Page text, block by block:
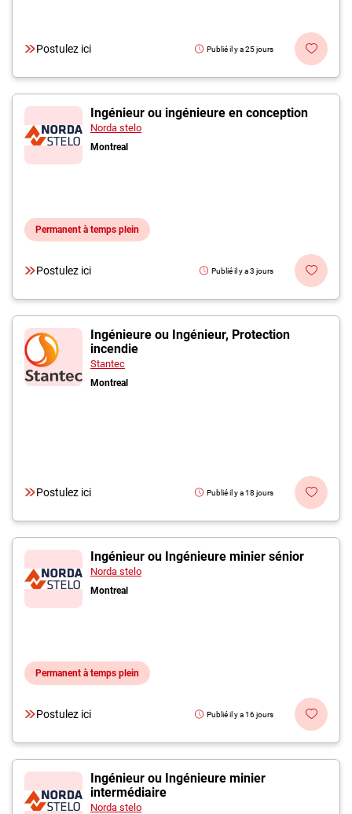
Postulez ici Publié il y a 25 jours
Ingénieur ou ingénieure en conception
Norda stelo
Montreal
Permanent à temps plein
Postulez ici Publié il y a 3 jours
Ingénieure ou Ingénieur, Protection
incendie
Stantec
Montreal
Postulez ici Publié il y a 18 jours
Ingénieur ou Ingénieure minier sénior
Norda stelo
Montreal
Permanent à temps plein
Postulez ici Publié il y a 16 jours
Ingénieur ou Ingénieure minier
intermédiaire
Norda stelo